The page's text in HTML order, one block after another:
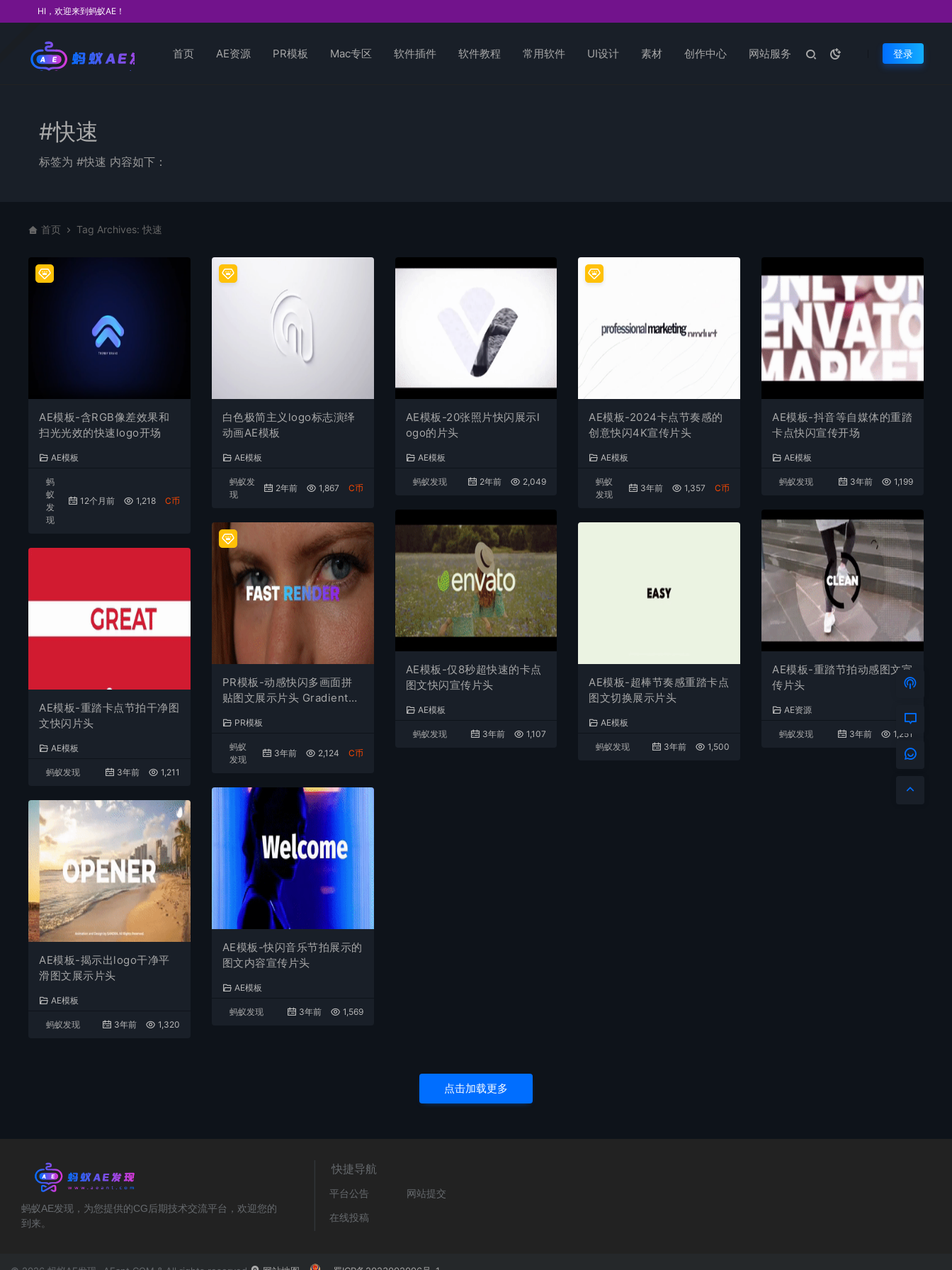
HI，欢迎来到蚂蚁AE！
首页 AE资源 PR模板 Mac专区 软件插件 软件教程 常用软件 UI设计 素材 创作中心 网站服务 登录
#快速
标签为 #快速 内容如下：
首页 Tag Archives: 快速
AE模板-含RGB像差效果和
扫光光效的快速logo开场
AE模板
蚂
蚁
发
现
12个月前 1,218 C币
白色极简主义logo标志演绎
动画AE模板
AE模板
蚂蚁发
现
2年前 1,867 C币
AE模板-20张照片快闪展示l
ogo的片头
AE模板
蚂蚁发现 2年前 2,049
AE模板-2024卡点节奏感的
创意快闪4K宣传片头
AE模板
蚂蚁
发现
3年前 1,357 C币
AE模板-抖音等自媒体的重踏
卡点快闪宣传开场
AE模板
蚂蚁发现 3年前 1,199
AE模板-重踏卡点节拍干净图
文快闪片头
AE模板
蚂蚁发现 3年前 1,211
PR模板-动感快闪多画面拼
贴图文展示片头 GradientBl
PR模板
蚂蚁
发现
3年前 2,124 C币
AE模板-仅8秒超快速的卡点
图文快闪宣传片头
AE模板
蚂蚁发现 3年前 1,107
AE模板-超棒节奏感重踏卡点
图文切换展示片头
AE模板
蚂蚁发现 3年前 1,500
AE模板-重踏节拍动感图文宣
传片头
AE资源
蚂蚁发现 3年前 1,251
AE模板-揭示出logo干净平
滑图文展示片头
AE模板
蚂蚁发现 3年前 1,320
AE模板-快闪音乐节拍展示的
图文内容宣传片头
AE模板
蚂蚁发现 3年前 1,569
点击加载更多
蚂蚁AE发现，为您提供的CG后期技术交流平台，欢迎您的
到来。
快捷导航
平台公告
网站提交
在线投稿